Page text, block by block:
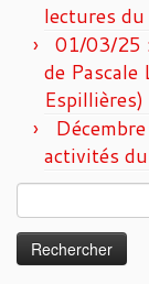
lectures
01/03/25
de Pascale
Espillières)
activités